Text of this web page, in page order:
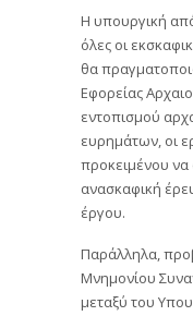
Η υπουργική
όλες οι
θα
Εφορείας
εντοπισμού
ευρημάτων, οι
προκειμένου
ανασκαφική
έργου.
Παράλληλα,
Μνημονίου
μεταξύ του